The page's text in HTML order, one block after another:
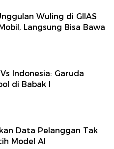
Wuling di GIIAS
Langsung Bisa Bawa
Indonesia: Garuda
di Babak I
Data Pelanggan Tak
Model AI